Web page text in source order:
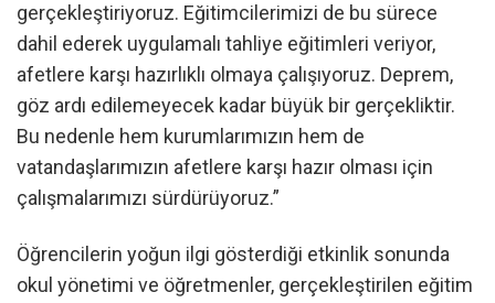
gerçekleştiriyoruz. Eğitimcilerimizi de bu sürece
dahil ederek uygulamalı tahliye eğitimleri veriyor,
afetlere karşı hazırlıklı olmaya çalışıyoruz. Deprem,
göz ardı edilemeyecek kadar büyük bir gerçekliktir.
Bu nedenle hem kurumlarımızın hem de
vatandaşlarımızın afetlere karşı hazır olması için
çalışmalarımızı sürdürüyoruz.”
Öğrencilerin yoğun ilgi gösterdiği etkinlik sonunda
okul yönetimi ve öğretmenler, gerçekleştirilen eğitim